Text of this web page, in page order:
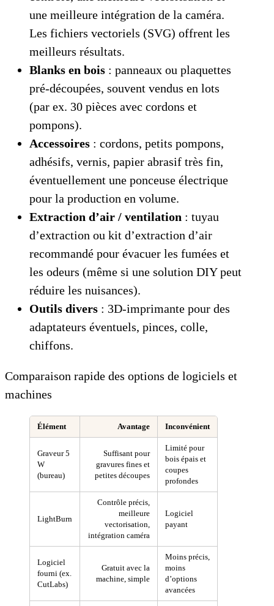
une meilleure intégration de la caméra.
Les fichiers vectoriels (SVG) offrent les
meilleurs résultats.
Blanks en bois : panneaux ou plaquettes
pré‑découpées, souvent vendus en lots
(par ex. 30 pièces avec cordons et
pompons).
Accessoires : cordons, petits pompons,
adhésifs, vernis, papier abrasif très fin,
éventuellement une ponceuse électrique
pour la production en volume.
Extraction d’air / ventilation : tuyau
d’extraction ou kit d’extraction d’air
recommandé pour évacuer les fumées et
les odeurs (même si une solution DIY peut
réduire les nuisances).
Outils divers : 3D‑imprimante pour des
adaptateurs éventuels, pinces, colle,
chiffons.
Comparaison rapide des options de logiciels et
machines
Élément Avantage Inconvénient
Graveur 5
W
(bureau)
Suffisant pour
gravures fines et
petites découpes
Limité pour
bois épais et
coupes
profondes
LightBurn
Contrôle précis,
meilleure
vectorisation,
intégration caméra
Logiciel
payant
Logiciel
fourni (ex.
CutLabs)
Gratuit avec la
machine, simple
Moins précis,
moins
d’options
avancées